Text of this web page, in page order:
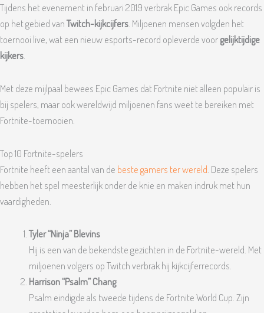
Tijdens het evenement in februari 2019 verbrak Epic Games ook records
op het gebied vanTwitch-kijkcijfers. Miljoenen mensen volgden het
toernooi live, wat een nieuw esports-record opleverde voorgelijktijdige
kijkers.
Met deze mijlpaal bewees Epic Games dat Fortnite niet alleen populair is
bij spelers, maar ook wereldwijd miljoenen fans weet te bereiken met
Fortnite-toernooien.
Top 10 Fortnite-spelers
Fortnite heeft een aantal van de beste gamers ter wereld . Deze spelers
hebben het spel meesterlijk onder de knie en maken indruk met hun
vaardigheden.
Tyler “Ninja” Blevins
Hij is een van de bekendste gezichten in de Fortnite-wereld. Met
miljoenen volgers op Twitch verbrak hij kijkcijferrecords.
Harrison “Psalm” Chang
Psalm eindigde als tweede tijdens de Fortnite World Cup. Zijn